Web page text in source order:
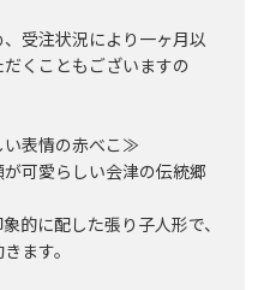
受注状況により一ヶ月以
くこともございますの
表情の赤べこ≫
可愛らしい会津の伝統郷
的に配した張り子人形で、
ます。